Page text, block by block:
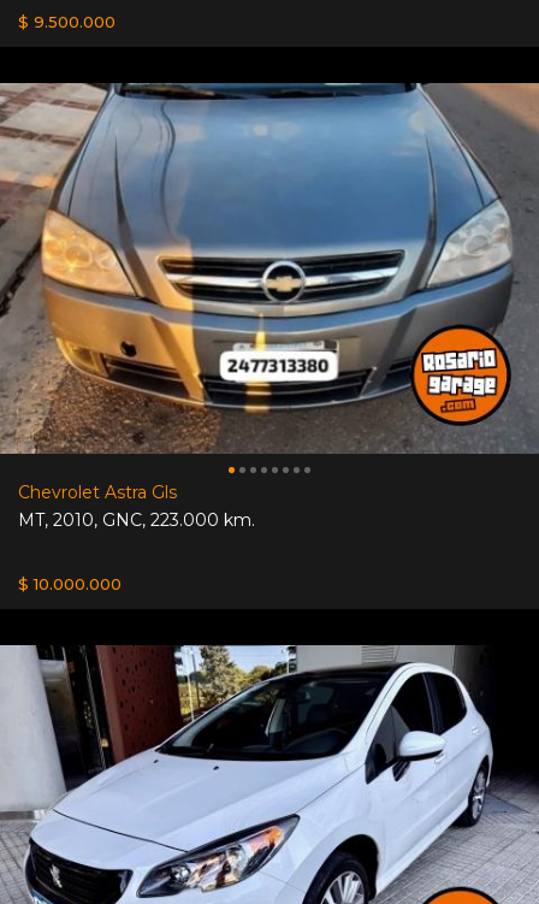
$ 9.500.000
Chevrolet Astra Gls
MT, 2010, GNC, 223.000 km.
$ 10.000.000